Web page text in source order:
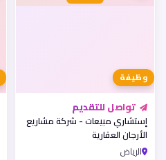
وظيفة
تواصل للتقديم
إستشاري مبيعات - شركة مشاريع
الأرجان العقارية
الرياض